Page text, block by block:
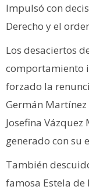
Impulsó con
Derecho y el
Los desaciertos
comportamiento
forzado la
Germán Martínez
Josefina
generado con su
También
famosa Estela de